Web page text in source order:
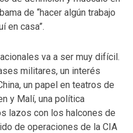
de “hacer algún trabajo
en casa”.
va a ser muy difícil.
militares, un interés
un papel en teatros de
y Malí, una política
lazos con los halcones de
de operaciones de la CIA